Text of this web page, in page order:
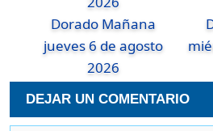
Dorado Mañana
jueves 6 de agosto
2026
DEJAR UN COMENTARIO